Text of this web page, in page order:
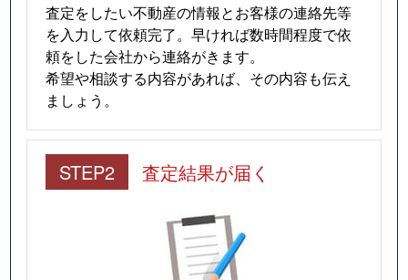
査定をしたい不動産の情報とお客様の連絡先等
を入力して依頼完了。早ければ数時間程度で依
頼をした会社から連絡がきます。
希望や相談する内容があれば、その内容も伝え
ましょう。
STEP2 査定結果が届く